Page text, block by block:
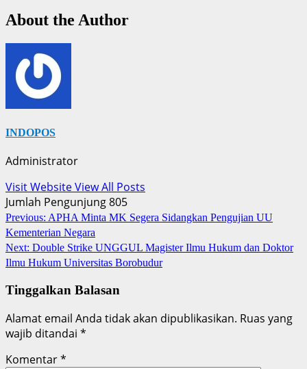
About the Author
INDOPOS
Administrator
Visit WebsiteView All Posts
Jumlah Pengunjung805
Post
navigation
Previous: APHA Minta MK Segera Sidangkan Pengujian UU
Kementerian Negara
Next: Double Strike UNGGUL Magister Ilmu Hukum dan Doktor
Ilmu Hukum Universitas Borobudur
Tinggalkan Balasan
Alamat email Anda tidak akan dipublikasikan. Ruas yang
wajib ditandai *
Komentar*